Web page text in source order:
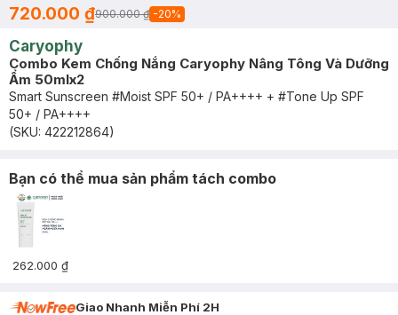
720.000 ₫900.000 ₫ -20%
Caryophy
Combo Kem Chống Nắng Caryophy Nâng Tông Và Dưỡng
Ẩm 50mlx2
Smart Sunscreen #Moist SPF 50+ / PA++++ + #Tone Up SPF
50+ / PA++++
(SKU: 422212864)
Bạn có thể mua sản phẩm tách combo
262.000 ₫
Giao Nhanh Miễn Phí 2H